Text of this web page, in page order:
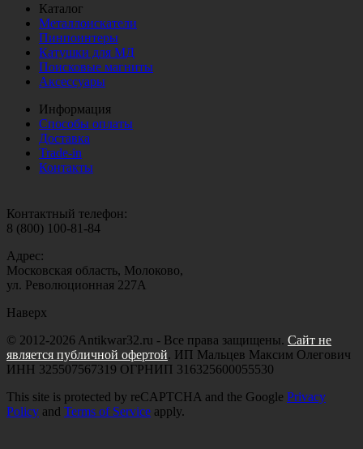
Каталог
Металлоискатели
Пинпоинтеры
Катушки для МД
Поисковые магниты
Аксессуары
Информация
Способы оплаты
Доставка
Trade-in
Контакты
Контактный телефон:
8 (800) 100-81-84
Адрес:
Московская область, Молоково,
ул. Революционная 227А
Наверх
© 2012-2026 Antikwar32.ru - Все права защищены. Сайт не
является публичной офертой. ИП Мальцев Максим Олегович
ИНН 325507567319 ОГРНИП 316325600055530
This site is protected by reCAPTCHA and the Google Privacy
Policy and Terms of Service apply.